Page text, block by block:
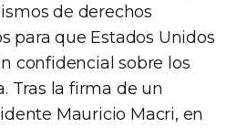
de derechos
para que Estados Unidos
confidencial sobre los
Tras la firma de un
Mauricio Macri, en